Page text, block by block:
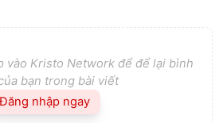
vào Kristo Network để để lại bình
bạn trong bài viết
Đăng nhập ngay